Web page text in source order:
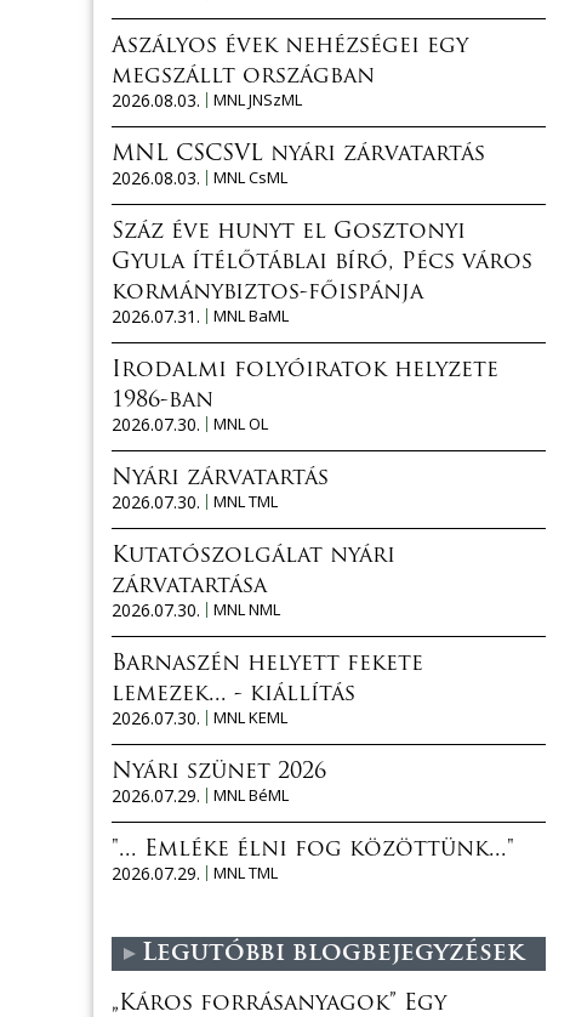
Aszályos évek nehézségei egy
megszállt országban
2026.08.03.
MNL JNSzML
MNL CSCSVL nyári zárvatartás
2026.08.03.
MNL CsML
Száz éve hunyt el Gosztonyi
Gyula ítélőtáblai bíró, Pécs város
kormánybiztos-főispánja
2026.07.31.
MNL BaML
Irodalmi folyóiratok helyzete
1986-ban
2026.07.30.
MNL OL
Nyári zárvatartás
2026.07.30.
MNL TML
Kutatószolgálat nyári
zárvatartása
2026.07.30.
MNL NML
Barnaszén helyett fekete
lemezek... - kiállítás
2026.07.30.
MNL KEML
Nyári szünet 2026
2026.07.29.
MNL BéML
"... Emléke élni fog közöttünk..."
2026.07.29.
MNL TML
Legutóbbi blogbejegyzések
„Káros forrásanyagok” Egy